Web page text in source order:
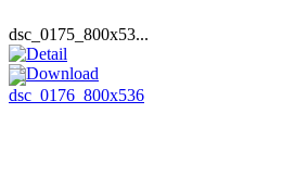
dsc_0175_800x53...